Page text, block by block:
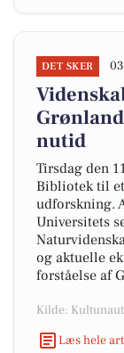
DET SKER
nutid
Tirsdag den
Bibliotek til
udforskning.
Universitets
og aktuelle
forståelse af
Kilde: Kultunaut
Læs hele